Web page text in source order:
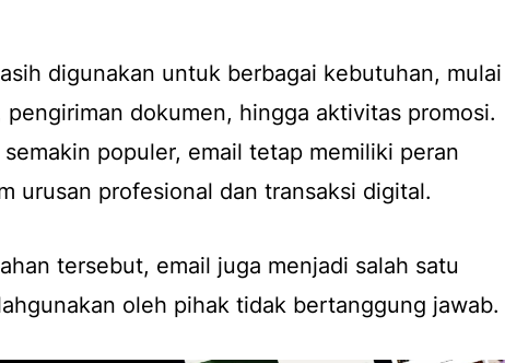
digunakan untuk berbagai kebutuhan, mulai
dokumen, hingga aktivitas promosi.
populer, email tetap memiliki peran
urusan profesional dan transaksi digital.
tersebut, email juga menjadi salah satu
oleh pihak tidak bertanggung jawab.